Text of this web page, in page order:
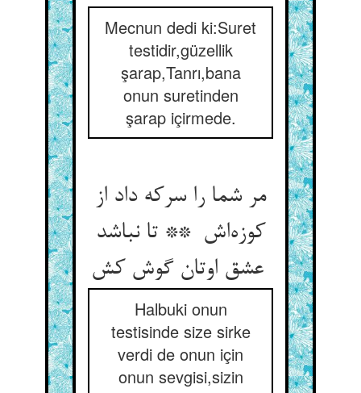
Mecnun dedi ki:Suret
testidir,güzellik
şarap,Tanrı,bana
onun suretinden
şarap içirmede.
مر شما را سرکه داد از
کوزه‌اش ** تا نباشد
Halbuki onun
testisinde size sirke
verdi de onun için
onun sevgisi,sizin